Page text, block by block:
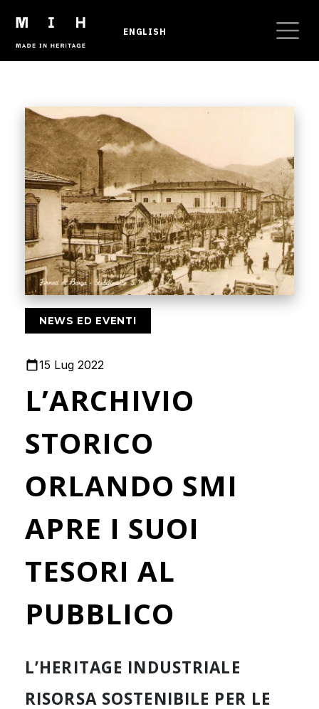
ENGLISH
Briciole di pane
NEWS ED EVENTI
15 Lug 2022
L’ARCHIVIO
STORICO
ORLANDO SMI
APRE I SUOI
TESORI AL
PUBBLICO
L’HERITAGE INDUSTRIALE
RISORSA SOSTENIBILE PER LE